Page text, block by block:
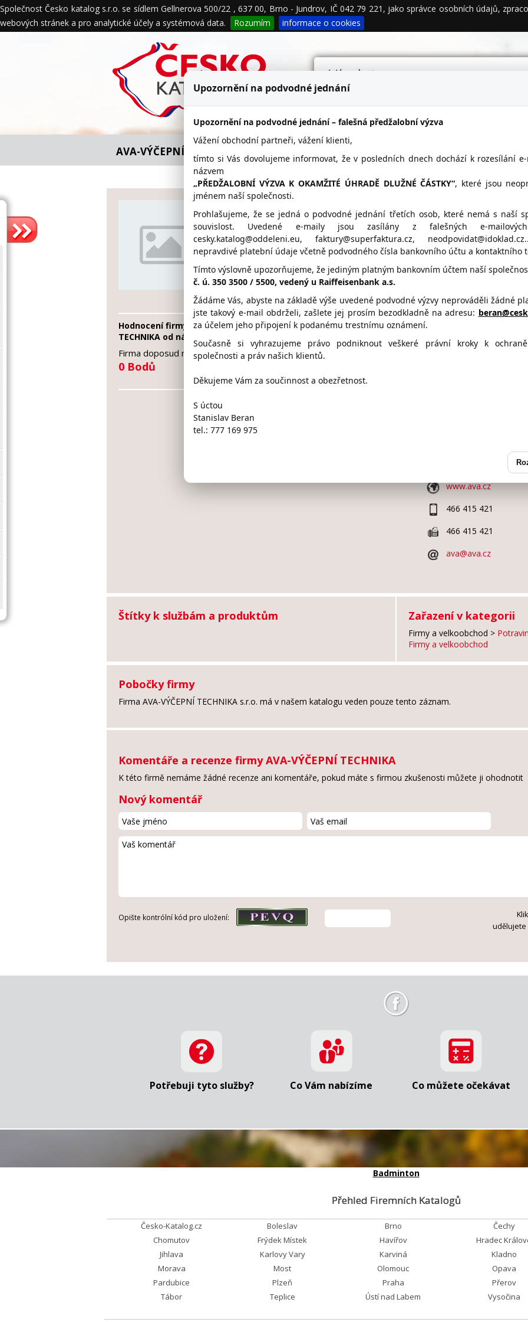
Společnost Česko katalog s.r.o. se sídlem Gellnerova 500/22 , 637 00, Brno - Jundrov, IČ 042 79 221, jako správce osobních údajů,
webových stránek a pro analytické účely a systémová data.
Rozumím informace o cookies
O nás Naše služby Obchodní podmínky Propagace
Kontakty
Ochrana údajů
AVA-VÝČEPNÍ TECHNIKA s.r.o. - firemní detail
AVA-VÝČEPNÍ TECHNIKA s.r.o.
www.ava.cz
466 415 421
ava@ava.cz
Hodnocení firmy AVA-VÝČEPNÍ
TECHNIKA od návštěvníků
Firma doposud nasbírala:
0 Bodů
1 Bod 2 Body 3 Body
Umístění AVA-
(okres
www.ava.cz
466 415 421
466 415 421
ava@ava.cz
Štítky k službám a produktům Zařazení v kategorii
Firmy a velkoobchod >
Firmy a velkoobchod
Pobočky firmy
Firma AVA-VÝČEPNÍ TECHNIKA s.r.o. má v našem katalogu veden pouze tento záznam.
Komentáře a recenze firmy AVA-VÝČEPNÍ TECHNIKA
K této firmě nemáme žádné recenze ani komentáře, pokud máte s firmou zkušenosti můžete ji ohodnotit
Nový komentář
Opište kontrólní kód pro uložení:
udělujete
Potřebuji tyto služby? Co Vám nabízíme Co můžete očekávat
Badminton
Přehled Firemních Katalogů
Česko-Katalog.cz Boleslav Brno Čechy
Chomutov
Frýdek Místek Havířov Hradec
Jihlava
Karlovy Vary Karviná Kladno
Morava
Most Olomouc Opava
Pardubice
Plzeň Praha Přerov
Tábor
Teplice Ústí nad Labem Vysočina
Upozornění na podvodné jednání
Upozornění na podvodné jednání – falešná předžalobní výzva
Vážení obchodní partneři, vážení klienti,
tímto si Vás dovolujeme informovat, že v posledních dnech dochází k rozesílání
názvem
„PŘEDŽALOBNÍ VÝZVA K OKAMŽITÉ ÚHRADĚ DLUŽNÉ ČÁSTKY“, které jsou
jménem naší společnosti.
Prohlašujeme, že se jedná o podvodné jednání třetích osob, které nemá s naší
souvislost. Uvedené e-maily jsou zasílány z falešných e-
cesky.katalog@oddeleni.eu, faktury@superfaktura.cz,
nepravdivé platební údaje včetně podvodného čísla bankovního účtu a kontaktního
Tímto výslovně upozorňujeme, že jediným platným bankovním účtem naší
č. ú. 350 3500 / 5500, vedený u Raiffeisenbank a.s.
Žádáme Vás, abyste na základě výše uvedené podvodné výzvy neprováděli žádné
jste takový e-mail obdrželi, zašlete jej prosím bezodkladně na adresu:
za účelem jeho připojení k podanému trestnímu oznámení.
Současně si vyhrazujeme právo podniknout veškeré právní kroky k
společnosti a práv našich klientů.
Děkujeme Vám za součinnost a obezřetnost.
S úctou
Stanislav Beran
tel.: 777 169 975